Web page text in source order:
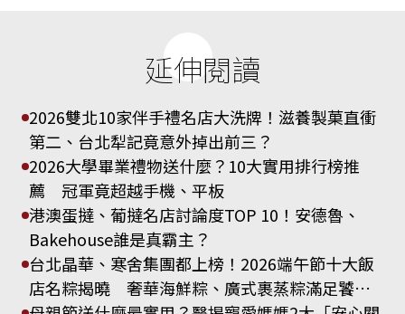
延伸閱讀
2026雙北10家伴手禮名店大洗牌！滋養製菓直衝
第二、台北犁記竟意外掉出前三？
2026大學畢業禮物送什麼？10大實用排行榜推
薦 冠軍竟超越手機、平板
港澳蛋撻、葡撻名店討論度TOP 10！安德魯、
Bakehouse誰是真霸主？
台北晶華、寒舍集團都上榜！2026端午節十大飯
店名粽揭曉 奢華海鮮粽、廣式裹蒸粽滿足饕客